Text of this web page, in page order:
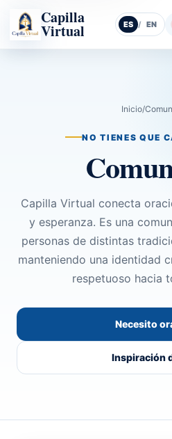
Capilla
Virtual ES / EN
Inicio/
NO TIENES QUE
Capilla Virtual conecta
y esperanza. Es una
personas de distintas
manteniendo una identidad
respetuoso hacia
Necesito
Inspiración